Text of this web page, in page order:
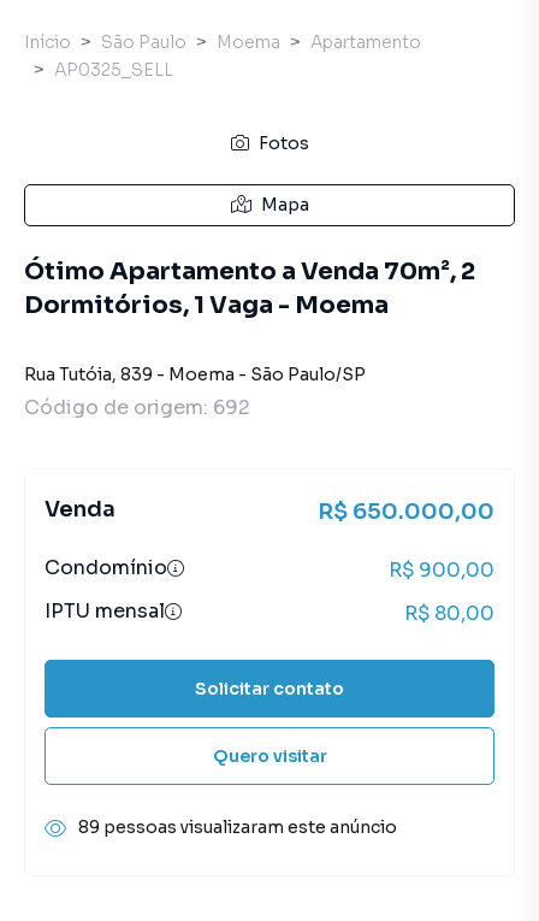
Início São Paulo Moema
Apartamento
AP0325_SELL
Fotos
Mapa
Ótimo Apartamento a Venda 70m², 2
Dormitórios, 1 Vaga - Moema
Rua Tutóia, 839 - Moema - São Paulo/SP
Código de origem: 692
Venda R$ 650.000,00
Condomínio
R$ 900,00
IPTU mensal
R$ 80,00
Solicitar contato
Quero visitar
89 pessoas visualizaram este anúncio